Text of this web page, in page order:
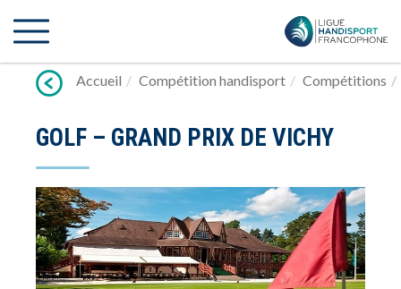
vers
Accueil
Compétition handisport Compétitions
GOLF – GRAND PRIX DE VICHY